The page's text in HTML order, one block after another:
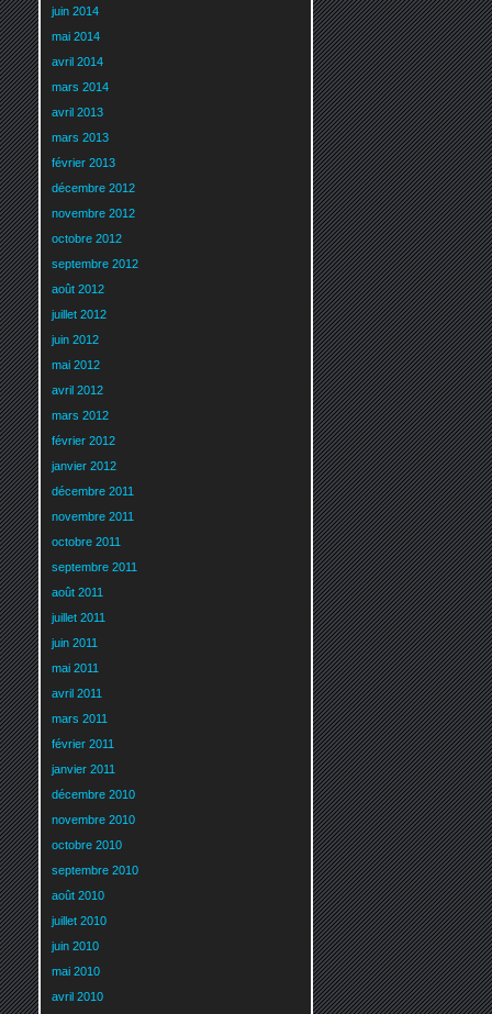
juin 2014
mai 2014
avril 2014
mars 2014
avril 2013
mars 2013
février 2013
décembre 2012
novembre 2012
octobre 2012
septembre 2012
août 2012
juillet 2012
juin 2012
mai 2012
avril 2012
mars 2012
février 2012
janvier 2012
décembre 2011
novembre 2011
octobre 2011
septembre 2011
août 2011
juillet 2011
juin 2011
mai 2011
avril 2011
mars 2011
février 2011
janvier 2011
décembre 2010
novembre 2010
octobre 2010
septembre 2010
août 2010
juillet 2010
juin 2010
mai 2010
avril 2010